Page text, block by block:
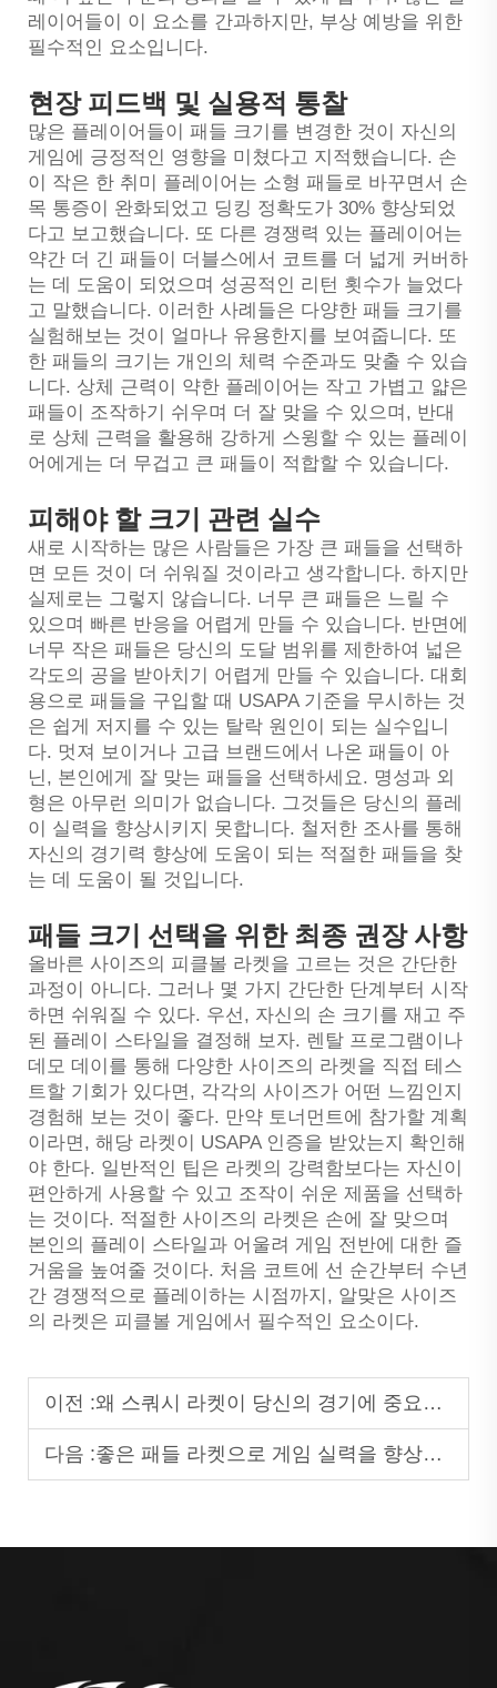
레이어들이 이 요소를 간과하지만, 부상 예방을 위한
필수적인 요소입니다.
현장 피드백 및 실용적 통찰
많은 플레이어들이 패들 크기를 변경한 것이 자신의
게임에 긍정적인 영향을 미쳤다고 지적했습니다. 손
이 작은 한 취미 플레이어는 소형 패들로 바꾸면서 손
목 통증이 완화되었고 딩킹 정확도가 30% 향상되었
다고 보고했습니다. 또 다른 경쟁력 있는 플레이어는
약간 더 긴 패들이 더블스에서 코트를 더 넓게 커버하
는 데 도움이 되었으며 성공적인 리턴 횟수가 늘었다
고 말했습니다. 이러한 사례들은 다양한 패들 크기를
실험해보는 것이 얼마나 유용한지를 보여줍니다. 또
한 패들의 크기는 개인의 체력 수준과도 맞출 수 있습
니다. 상체 근력이 약한 플레이어는 작고 가볍고 얇은
패들이 조작하기 쉬우며 더 잘 맞을 수 있으며, 반대
로 상체 근력을 활용해 강하게 스윙할 수 있는 플레이
어에게는 더 무겁고 큰 패들이 적합할 수 있습니다.
피해야 할 크기 관련 실수
새로 시작하는 많은 사람들은 가장 큰 패들을 선택하
면 모든 것이 더 쉬워질 것이라고 생각합니다. 하지만
실제로는 그렇지 않습니다. 너무 큰 패들은 느릴 수
있으며 빠른 반응을 어렵게 만들 수 있습니다. 반면에
너무 작은 패들은 당신의 도달 범위를 제한하여 넓은
각도의 공을 받아치기 어렵게 만들 수 있습니다. 대회
용으로 패들을 구입할 때 USAPA 기준을 무시하는 것
은 쉽게 저지를 수 있는 탈락 원인이 되는 실수입니
다. 멋져 보이거나 고급 브랜드에서 나온 패들이 아
닌, 본인에게 잘 맞는 패들을 선택하세요. 명성과 외
형은 아무런 의미가 없습니다. 그것들은 당신의 플레
이 실력을 향상시키지 못합니다. 철저한 조사를 통해
자신의 경기력 향상에 도움이 되는 적절한 패들을 찾
는 데 도움이 될 것입니다.
패들 크기 선택을 위한 최종 권장 사항
올바른 사이즈의 피클볼 라켓을 고르는 것은 간단한
과정이 아니다. 그러나 몇 가지 간단한 단계부터 시작
하면 쉬워질 수 있다. 우선, 자신의 손 크기를 재고 주
된 플레이 스타일을 결정해 보자. 렌탈 프로그램이나
데모 데이를 통해 다양한 사이즈의 라켓을 직접 테스
트할 기회가 있다면, 각각의 사이즈가 어떤 느낌인지
경험해 보는 것이 좋다. 만약 토너먼트에 참가할 계획
이라면, 해당 라켓이 USAPA 인증을 받았는지 확인해
야 한다. 일반적인 팁은 라켓의 강력함보다는 자신이
편안하게 사용할 수 있고 조작이 쉬운 제품을 선택하
는 것이다. 적절한 사이즈의 라켓은 손에 잘 맞으며
본인의 플레이 스타일과 어울려 게임 전반에 대한 즐
거움을 높여줄 것이다. 처음 코트에 선 순간부터 수년
간 경쟁적으로 플레이하는 시점까지, 알맞은 사이즈
의 라켓은 피클볼 게임에서 필수적인 요소이다.
이전 :왜 스쿼시 라켓이 당신의 경기에 중요한가?
다음 :좋은 패들 라켓으로 게임 실력을 향상시키는 방법?